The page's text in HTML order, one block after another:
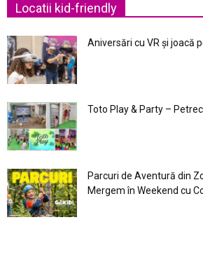
Locatii kid-friendly
Aniversări cu VR și joacă
Toto Play & Party –
Parcuri de Aventură din
Mergem în Weekend cu